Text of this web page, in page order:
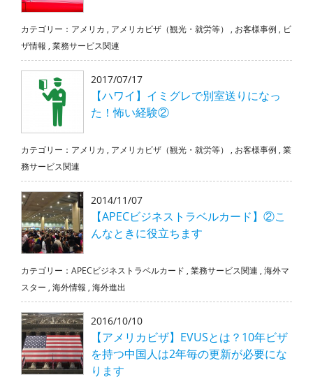
カテゴリー： アメリカ , アメリカビザ（観光・就労等） , お客様事例 , ビ
ザ情報 , 業務サービス関連
2017/07/17
【ハワイ】イミグレで別室送りになっ
た！怖い経験②
カテゴリー： アメリカ , アメリカビザ（観光・就労等） , お客様事例 , 業
務サービス関連
2014/11/07
【APECビジネストラベルカード】②こ
んなときに役立ちます
カテゴリー： APECビジネストラベルカード , 業務サービス関連 , 海外マ
スター , 海外情報 , 海外進出
2016/10/10
【アメリカビザ】EVUSとは？10年ビザ
を持つ中国人は2年毎の更新が必要にな
ります